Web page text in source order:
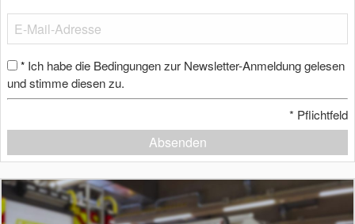
* Ich habe die Bedingungen zur Newsletter-Anmeldung gelesen
und stimme diesen zu.
* Pflichtfeld
Absenden